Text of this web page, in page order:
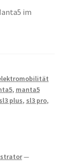
im
, manta5
sl3 plus, sl3 pro,
—